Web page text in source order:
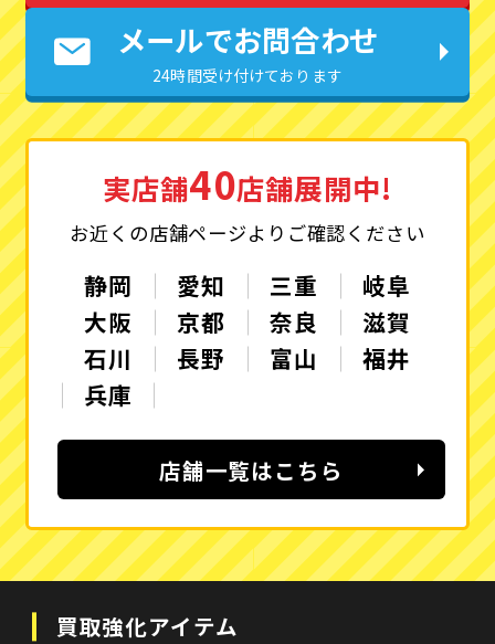
メールでお問合わせ
24時間受け付けております
実店舗40店舗展開中!
お近くの店舗ページよりご確認ください
静岡 愛知 三重
岐阜
大阪
京都 奈良
滋賀
石川
長野 富山
福井
兵庫
店舗一覧はこちら
買取強化アイテム